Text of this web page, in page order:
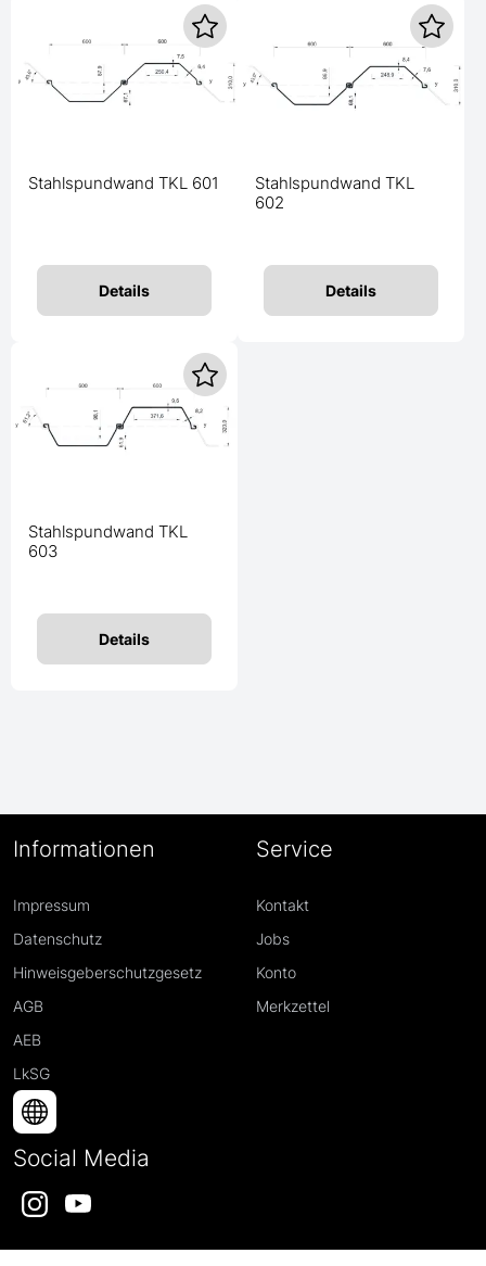
Stahlspundwand TKL 601
Details
Stahlspundwand TKL
602
Details
Stahlspundwand TKL
603
Details
Informationen
Impressum
Datenschutz
Hinweisgeberschutzgesetz
AGB
AEB
LkSG
Service
Kontakt
Jobs
Konto
Merkzettel
Social Media
InstagramYouTube